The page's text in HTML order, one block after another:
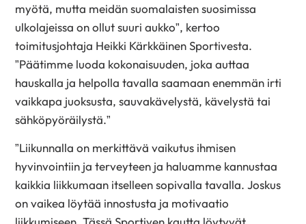
myötä, mutta meidän suomalaisten suosimissa
ulkolajeissa on ollut suuri aukko”, kertoo
toimitusjohtaja Heikki Kärkkäinen Sportivesta.
”Päätimme luoda kokonaisuuden, joka auttaa
hauskalla ja helpolla tavalla saamaan enemmän irti
vaikkapa juoksusta, sauvakävelystä, kävelystä tai
sähköpyöräilystä.”
”Liikunnalla on merkittävä vaikutus ihmisen
hyvinvointiin ja terveyteen ja haluamme kannustaa
kaikkia liikkumaan itselleen sopivalla tavalla. Joskus
on vaikea löytää innostusta ja motivaatio